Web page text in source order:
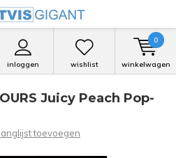
inloggen wishlist winkelwagen
0
Juicy Peach Pop-
toevoegen